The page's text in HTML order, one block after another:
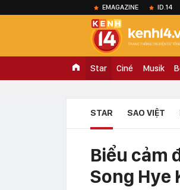
EMAGAZINE ID.14
Star Ciné Musik
STAR SAO VIỆT
Biểu cảm
Song Hye